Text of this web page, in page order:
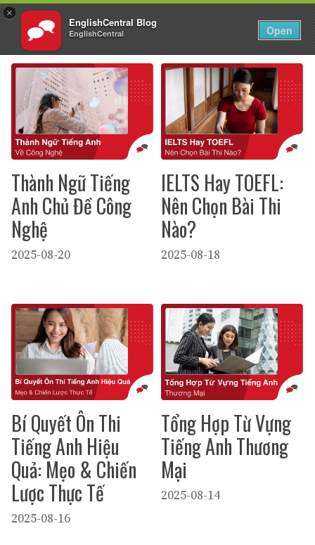
×
EnglishCentral Blog
EnglishCentral Open
Đăng nhập VI
Chuyển
đến
dung
Thành Ngữ Tiếng
Anh Chủ Đề Công
Nghệ
2025-08-20
IELTS Hay TOEFL:
Nên Chọn Bài Thi
Nào?
2025-08-18
Bí Quyết Ôn Thi
Tiếng Anh Hiệu
Quả: Mẹo & Chiến
Lược Thực Tế
2025-08-16
Tổng Hợp Từ Vựng
Tiếng Anh Thương
Mại
2025-08-14